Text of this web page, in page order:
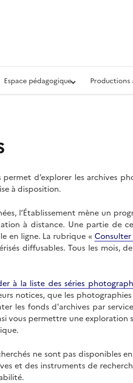
audiovisuelle de la Défense
Espace pédagogique Productions
d’explorer les archives
à disposition.
l’Établissement mène un
à distance. Une partie de
en ligne. La rubrique « Consulter
diffusables. Tous les mois,
à la liste des séries
notices, que les
les fonds d'archives par
vous permettre une exploration
ne sont pas disponibles
et des instruments de